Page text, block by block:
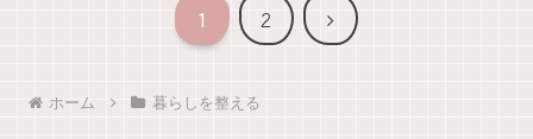
1 2
次
ホーム 暮らしを整える